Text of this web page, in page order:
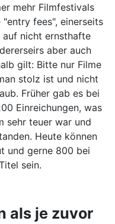
mehr Filmfestivals
fees", einerseits
auf nicht ernsthafte
aber auch
gilt: Bitte nur Filme
stolz ist und nicht
Früher gab es bei
Einreichungen, was
sehr teuer war und
Heute können
und gerne 800 bei
sein.
als je zuvor